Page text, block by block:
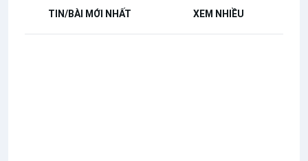
TIN/BÀI MỚI NHẤT XEM NHIỀU